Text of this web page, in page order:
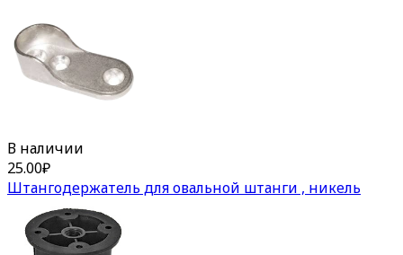
В наличии
25.00₽
Штангодержатель для овальной штанги , никель